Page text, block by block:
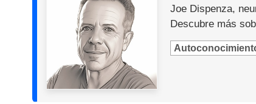
Joe Dispenza,
Descubre más